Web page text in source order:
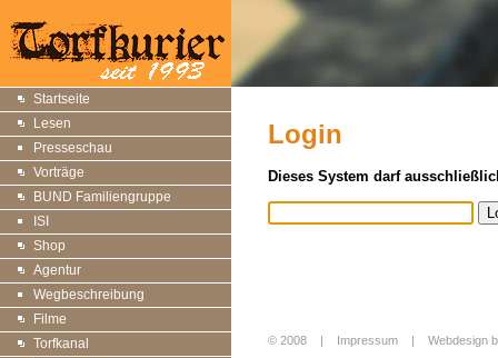
Startseite
Lesen
Presseschau
Vorträge
BUND Familiengruppe
ISI
Shop
Agentur
Wegbeschreibung
Filme
Torfkanal
Login
Dieses System darf
© 2008 | Impressum Webdesign